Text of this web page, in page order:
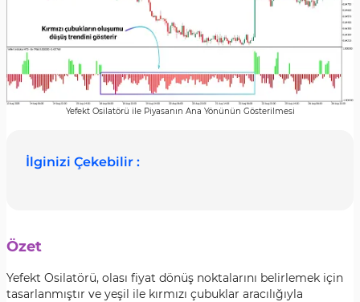
Yefekt Osilatörü ile Piyasanın Ana Yönünün Gösterilmesi
İlginizi Çekebilir :
Özet
Yefekt Osilatörü, olası fiyat dönüş noktalarını belirlemek için
tasarlanmıştır ve yeşil ile kırmızı çubuklar aracılığıyla